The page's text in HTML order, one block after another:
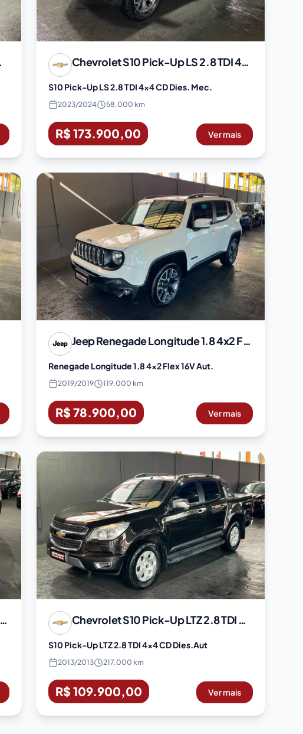
ChevroletS10 Pick-Up LS 2.8 TDI 4x4 CD Dies. Mec.
S10 Pick-Up LS 2.8 TDI 4x4 CD Dies. Mec.
2023/2024 58.000 km
R$ 173.900,00 Ver mais
JeepRenegade Longitude 1.8 4x2 Flex 16V Aut.
Renegade Longitude 1.8 4x2 Flex 16V Aut.
2019/2019 119.000 km
R$ 78.900,00 Ver mais
ChevroletS10 Pick-Up LTZ 2.8 TDI 4x4 CD Dies.Aut
S10 Pick-Up LTZ 2.8 TDI 4x4 CD Dies.Aut
2013/2013 217.000 km
R$ 109.900,00 Ver mais